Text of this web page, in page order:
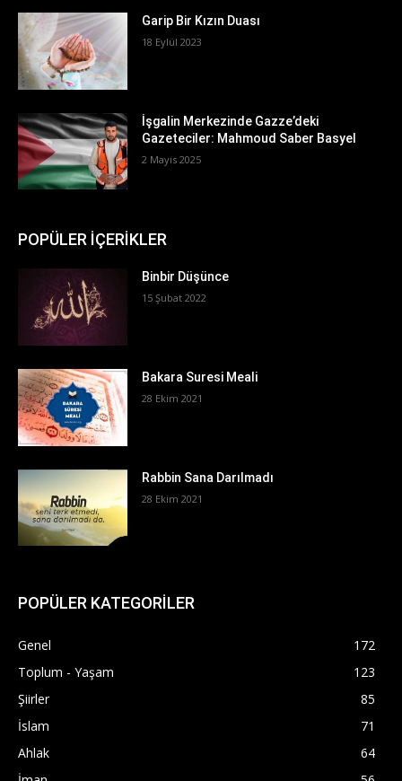
Garip Bir Kızın Duası
18 Eylül 2023
İşgalin Merkezinde Gazze’deki
Gazeteciler: Mahmoud Saber Basyel
2 Mayıs 2025
POPÜLER İÇERİKLER
Binbir Düşünce
15 Şubat 2022
Bakara Suresi Meali
28 Ekim 2021
Rabbin Sana Darılmadı
28 Ekim 2021
POPÜLER KATEGORİLER
Genel
172
Toplum - Yaşam
123
Şiirler
85
İslam
71
Ahlak
64